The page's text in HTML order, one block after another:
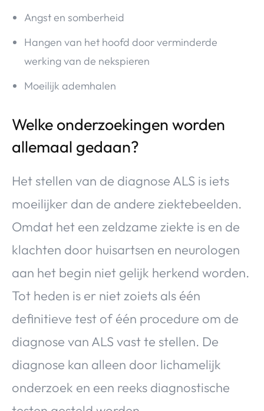
Angst en somberheid
Hangen van het hoofd door verminderde
werking van de nekspieren
Moeilijk ademhalen
Welke onderzoekingen worden
allemaal gedaan?
Het stellen van de diagnose ALS is iets
moeilijker dan de andere ziektebeelden.
Omdat het een zeldzame ziekte is en de
klachten door huisartsen en neurologen
aan het begin niet gelijk herkend worden.
Tot heden is er niet zoiets als één
definitieve test of één procedure om de
diagnose van ALS vast te stellen. De
diagnose kan alleen door lichamelijk
onderzoek en een reeks diagnostische